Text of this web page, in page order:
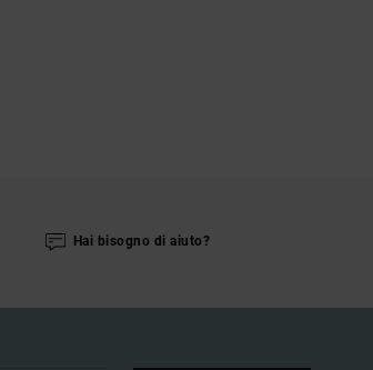
Hai bisogno di aiuto?